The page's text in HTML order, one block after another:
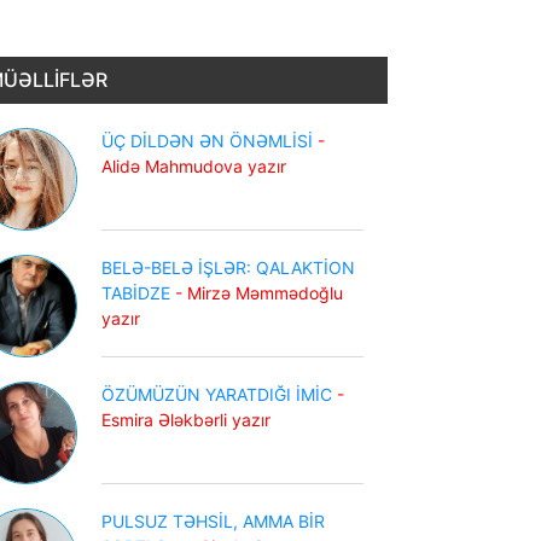
ÜÇ DİLDƏN ƏN ÖNƏMLİSİ -
Alidə Mahmudova yazır
BELƏ-BELƏ İŞLƏR: QALAKTİON
TABİDZE - Mirzə Məmmədoğlu
yazır
ÖZÜMÜZÜN YARATDIĞI İMİC -
Esmira Ələkbərli yazır
PULSUZ TƏHSİL, AMMA BİR